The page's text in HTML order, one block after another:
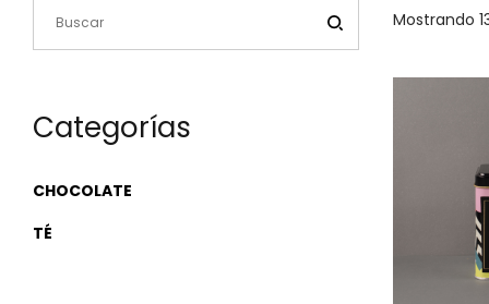
Mostrando
Categorías
CHOCOLATE
TÉ